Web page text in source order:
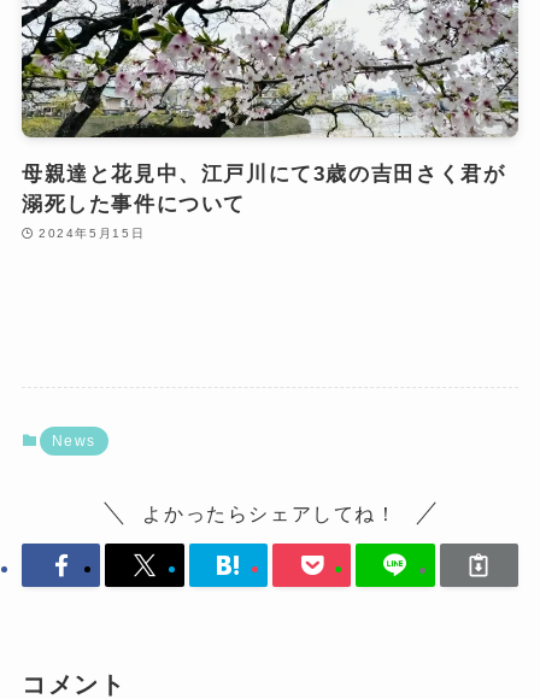
母親達と花見中、江戸川にて3歳の吉田さく君が
溺死した事件について
2024年5月15日
News
よかったらシェアしてね！
コメント